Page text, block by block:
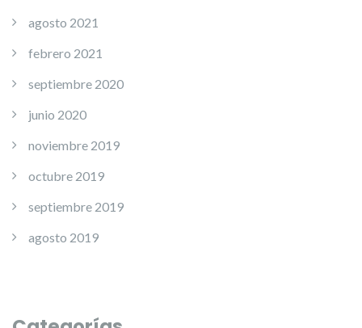
agosto 2021
febrero 2021
septiembre 2020
junio 2020
noviembre 2019
octubre 2019
septiembre 2019
agosto 2019